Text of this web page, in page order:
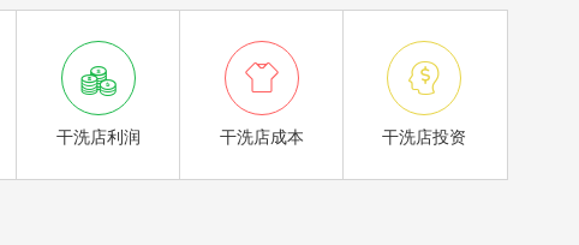

干洗店利润

干洗店成本

干洗店投资